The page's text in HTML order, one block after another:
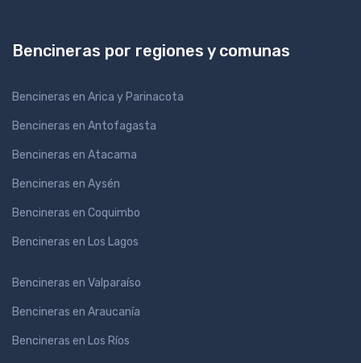
Bencineras por regiones y comunas
Bencineras en Arica y Parinacota
Bencineras en Antofagasta
Bencineras en Atacama
Bencineras en Aysén
Bencineras en Coquimbo
Bencineras en Los Lagos
Bencineras en Valparaíso
Bencineras en Araucanía
Bencineras en Los Ríos